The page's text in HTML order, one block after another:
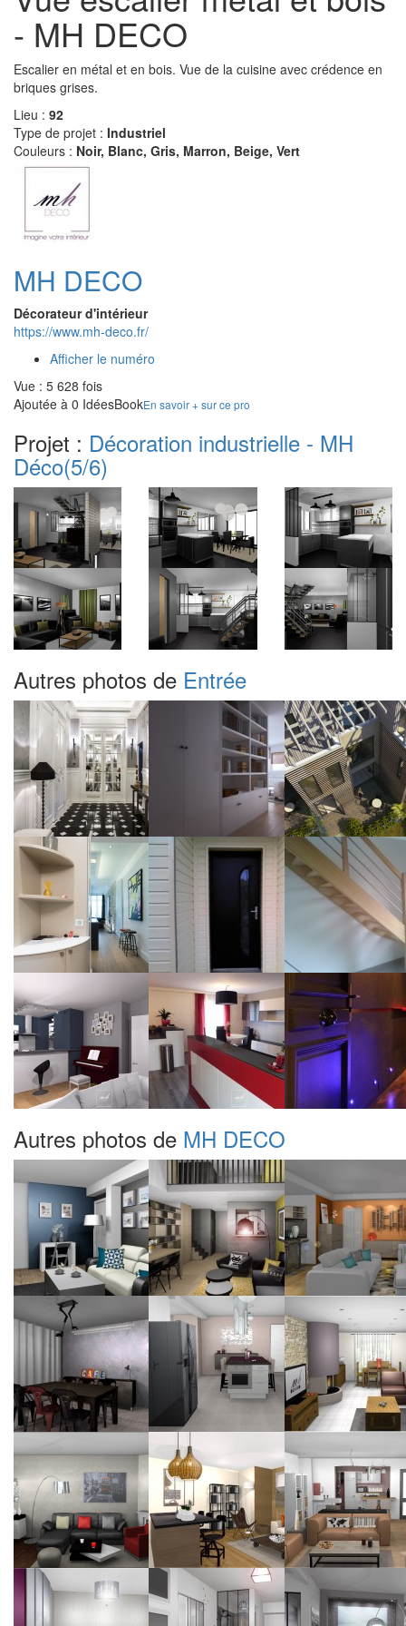
- MH DECO
Escalier en métal et en bois. Vue de la cuisine avec crédence en
briques grises.
Lieu : 92
Type de projet : Industriel
Couleurs : Noir, Blanc, Gris, Marron, Beige, Vert
MH DECO
Décorateur d'intérieur
https://www.mh-deco.fr/
Afficher le numéro
Vue : 5 628 fois
Ajoutée à 0 IdéesBookEn savoir + sur ce pro
Projet : Décoration industrielle - MH
Déco(5/6)
Autres photos de Entrée
Autres photos de MH DECO